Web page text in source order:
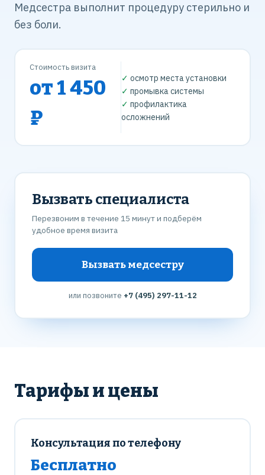
Медсестра выполнит процедуру стерильно и
без боли.
Стоимость визита
от 1 450
₽
✓ осмотр места установки
✓ промывка системы
✓ профилактика
осложнений
Вызвать специалиста
Перезвоним в течение 15 минут и подберём
удобное время визита
Вызвать медсестру
или позвоните +7 (495) 297-11-12
Тарифы и цены
Консультация по телефону
Бесплатно